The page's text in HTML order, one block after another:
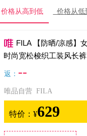
价格从高到低 价格从
FILA 【防晒/凉感】
时尚宽松梭织工装风长裤
返： --
唯品自营 FILA
特价： ¥629